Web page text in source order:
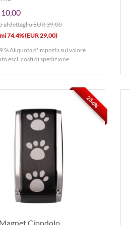
10,00
al dettaglio EUR 39,00
74.4% (EUR 29,00)
% Aliquota d'imposta sul valore
escl. costi di spedizione
Ciondolo
25.6%